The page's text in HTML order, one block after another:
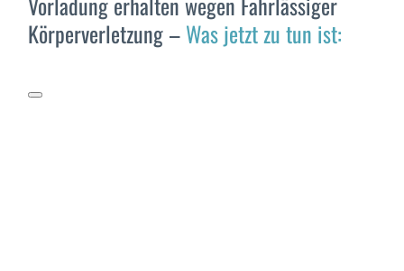
Körperverlet­zung –Was jetzt zu tun ist: